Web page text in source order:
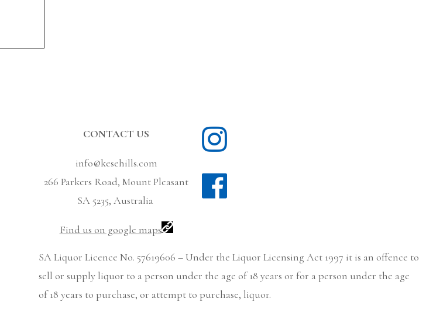
CONTACT US
info@kesehills.com
266 Parkers Road, Mount Pleasant
SA 5235, Australia
Find us on google maps
SA Liquor Licence No. 57619606 – Under the Liquor Licensing Act 1997 it is an offence to
sell or supply liquor to a person under the age of 18 years or for a person under the age
of 18 years to purchase, or attempt to purchase, liquor.